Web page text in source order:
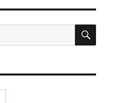
検